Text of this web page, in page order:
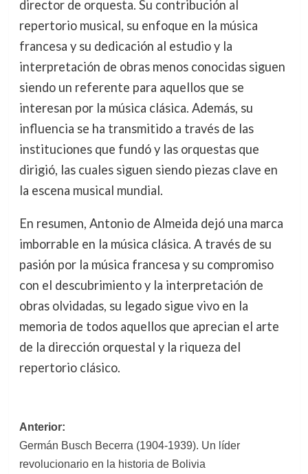
director de orquesta. Su contribución al
repertorio musical, su enfoque en la música
francesa y su dedicación al estudio y la
interpretación de obras menos conocidas siguen
siendo un referente para aquellos que se
interesan por la música clásica. Además, su
influencia se ha transmitido a través de las
instituciones que fundó y las orquestas que
dirigió, las cuales siguen siendo piezas clave en
la escena musical mundial.
En resumen, Antonio de Almeida dejó una marca
imborrable en la música clásica. A través de su
pasión por la música francesa y su compromiso
con el descubrimiento y la interpretación de
obras olvidadas, su legado sigue vivo en la
memoria de todos aquellos que aprecian el arte
de la dirección orquestal y la riqueza del
repertorio clásico.
Navegación
de
Anterior:
Germán Busch Becerra (1904-1939). Un líder
revolucionario en la historia de Bolivia